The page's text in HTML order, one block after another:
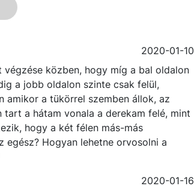
2020-01-10
közben, hogy míg a bal oldalon
a jobb oldalon szinte csak felül,
amikor a tükörrel szemben állok, az
a hátam vonala a derekam felé, mint
hogy a két félen más-más
Hogyan lehetne orvosolni a
2020-01-16